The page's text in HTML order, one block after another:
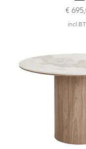
Prijs
€